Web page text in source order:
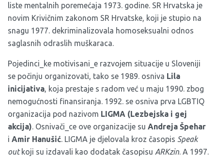
liste mentalnih poremećaja 1973. godine. SR Hrvatska je
novim Krivičnim zakonom SR Hrvatske, koji je stupio na
snagu 1977. dekriminalizovala homoseksualni odnos
saglasnih odraslih muškaraca.
Pojedinci_ke motivisani_e razvojem situacije u Sloveniji
se počinju organizovati, tako se 1989. osniva Lila
inicijativa, koja prestaje s radom već u maju 1990. zbog
nemogućnosti finansiranja. 1992. se osniva prva LGBTIQ
organizacija pod nazivom LIGMA (Lezbejska i gej
akcija). Osnivači_ce ove organizacije su Andreja Špehar
i Amir Hanušić. LIGMA je djelovala kroz časopis Speak
outkoji su izdavali kao dodatak časopisu ARKzin. A 1997.